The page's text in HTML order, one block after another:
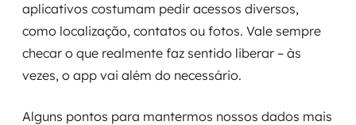
aplicativos costumam pedir acessos diversos,
como localização, contatos ou fotos. Vale sempre
checar o que realmente faz sentido liberar – às
vezes, o app vai além do necessário.
Alguns pontos para mantermos nossos dados mais